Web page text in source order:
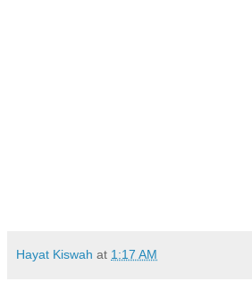
Hayat Kiswah at 1:17 AM